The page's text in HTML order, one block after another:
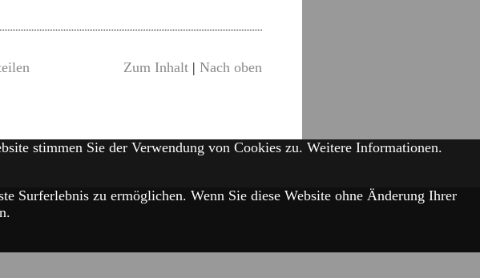
Zum Inhalt | Nach oben
stimmen Sie der Verwendung von Cookies zu. Weitere Informationen.
Surferlebnis zu ermöglichen. Wenn Sie diese Website ohne Änderung Ihrer